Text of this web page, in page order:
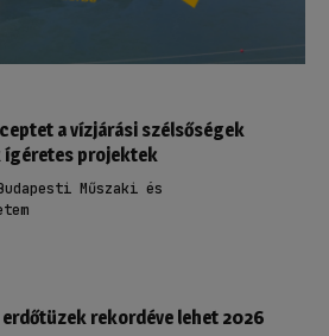
a vízjárási szélsőségek
ígéretes projektek
Műszaki és
rekordéve lehet 2026